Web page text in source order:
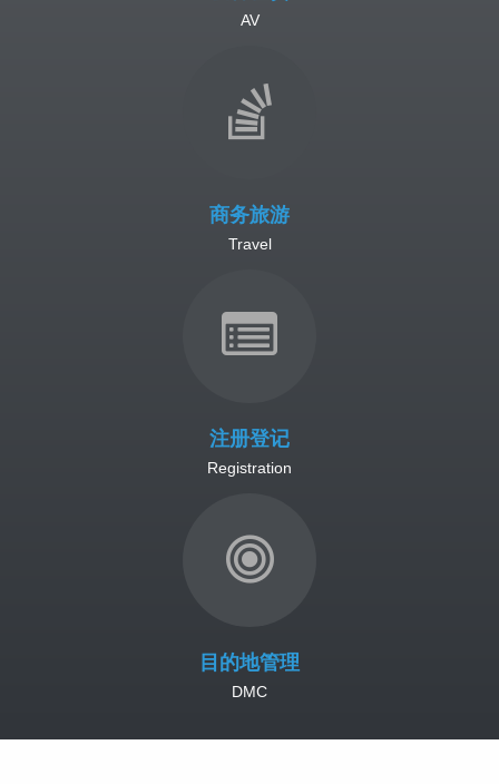
AV
商务旅游
Travel
注册登记
Registration
目的地管理
DMC